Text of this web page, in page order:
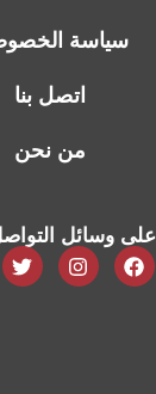
سياسة
اتصل بنا
من نحن
على وسائل